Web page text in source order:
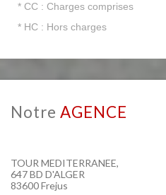
* CC : Charges comprises
* HC : Hors charges
Notre AGENCE
TOUR MEDITERRANEE,
647 BD D'ALGER
83600 Frejus